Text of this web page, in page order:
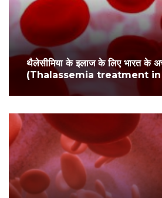
थैलेसीमिया के इलाज के लिए भारत के
(Thalassemia treatment